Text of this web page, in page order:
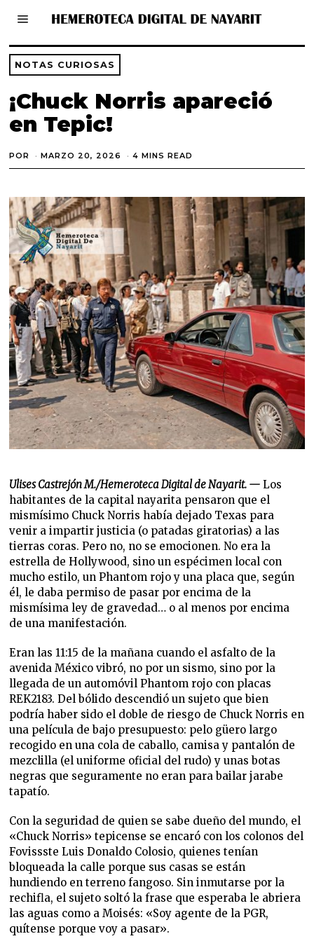
NOTAS CURIOSAS
¡Chuck Norris apareció
en Tepic!
POR MARZO 20, 2026
M
O
2
0
,
2
0
2
4 MINS READ
Ulises Castrejón M./Hemeroteca Digital de Nayarit. — Los
habitantes de la capital nayarita pensaron que el
mismísimo Chuck Norris había dejado Texas para
venir a impartir justicia (o patadas giratorias) a las
tierras coras. Pero no, no se emocionen. No era la
estrella de Hollywood, sino un espécimen local con
mucho estilo, un Phantom rojo y una placa que, según
él, le daba permiso de pasar por encima de la
mismísima ley de gravedad… o al menos por encima
de una manifestación.
Eran las 11:15 de la mañana cuando el asfalto de la
avenida México vibró, no por un sismo, sino por la
llegada de un automóvil Phantom rojo con placas
REK2183. Del bólido descendió un sujeto que bien
podría haber sido el doble de riesgo de Chuck Norris en
una película de bajo presupuesto: pelo güero largo
recogido en una cola de caballo, camisa y pantalón de
mezclilla (el uniforme oficial del rudo) y unas botas
negras que seguramente no eran para bailar jarabe
tapatío.
Con la seguridad de quien se sabe dueño del mundo, el
«Chuck Norris» tepicense se encaró con los colonos del
Fovissste Luis Donaldo Colosio, quienes tenían
bloqueada la calle porque sus casas se están
hundiendo en terreno fangoso. Sin inmutarse por la
rechifla, el sujeto soltó la frase que esperaba le abriera
las aguas como a Moisés: «Soy agente de la PGR,
quítense porque voy a pasar».